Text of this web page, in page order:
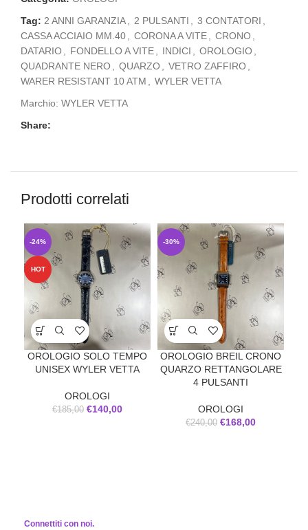
Tag: 2 ANNI GARANZIA 2 PULSANTI 3 CONTATORI
CASSA ACCIAIO MM.40
CORONA A VITE CRONO
DATARIO
FONDELLO A VITE INDICI OROLOGIO
QUADRANTE NERO
QUARZO VETRO ZAFFIRO
WARER RESISTANT 10 ATM
WYLER VETTA
Marchio: WYLER VETTA
Share:
Prodotti correlati
-24%
HOT
OROLOGIO SOLO TEMPO
UNISEX WYLER VETTA
OROLOGI
€185,00 €140,00
-30%
OROLOGIO BREIL CRONO
QUARZO RETTANGOLARE
4 PULSANTI
OROLOGI
€240,00 €168,00
Connettiti con noi.